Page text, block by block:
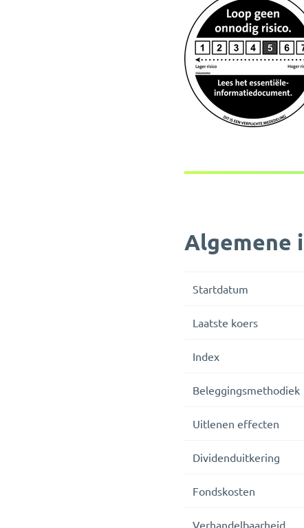
Algemene
Startdatum
Laatste koers
Index
Beleggingsmethodiek
Uitlenen effecten
Dividenduitkering
Fondskosten
Verhandelbaarheid